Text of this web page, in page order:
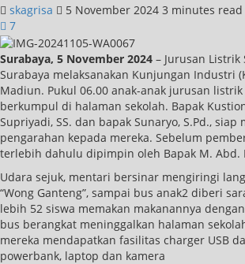
skagrisa 5 November 2024 3 minutes read
7
Surabaya, 5 November 2024 – Jurusan Listrik
Surabaya melaksanakan Kunjungan Industri
Madiun. Pukul 06.00 anak-anak jurusan listrik
berkumpul di halaman sekolah. Bapak
Supriyadi, SS. dan bapak Sunaryo, S.Pd., siap
pengarahan kepada mereka. Sebelum
terlebih dahulu dipimpin oleh Bapak M. Abd.
Udara sejuk, mentari bersinar mengiringi
“Wong Ganteng”, sampai bus anak2 diberi
lebih 52 siswa memakan makanannya
bus berangkat meninggalkan halaman
mereka mendapatkan fasilitas charger USB
powerbank, laptop dan kamera